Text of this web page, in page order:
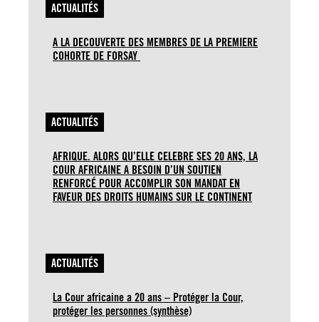
ACTUALITÉS
A LA DECOUVERTE DES MEMBRES DE LA PREMIERE
COHORTE DE FORSAY
ACTUALITÉS
AFRIQUE. ALORS QU’ELLE CELEBRE SES 20 ANS, LA
COUR AFRICAINE A BESOIN D’UN SOUTIEN
RENFORCÉ POUR ACCOMPLIR SON MANDAT EN
FAVEUR DES DROITS HUMAINS SUR LE CONTINENT
ACTUALITÉS
La Cour africaine a 20 ans – Protéger la Cour,
protéger les personnes (synthèse)